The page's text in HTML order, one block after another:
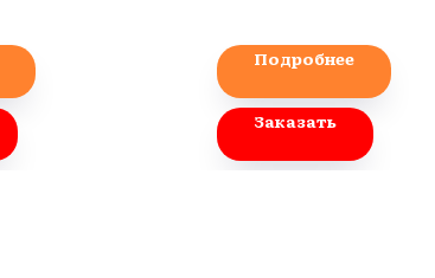
Подробнее
Заказать